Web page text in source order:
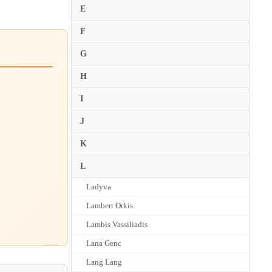
E
F
G
H
I
J
K
L
Ladyva
Lambert Orkis
Lambis Vassiliadis
Lana Genc
Lang Lang